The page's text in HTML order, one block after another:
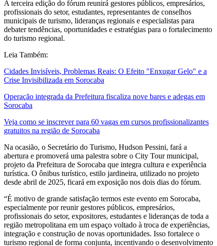
A terceira edição do fórum reunirá gestores públicos, empresários,
profissionais do setor, estudantes, representantes de conselhos
municipais de turismo, lideranças regionais e especialistas para
debater tendências, oportunidades e estratégias para o fortalecimento
do turismo regional.
Leia Também:
Cidades Invisíveis, Problemas Reais: O Efeito "Enxugar Gelo" e a
Crise Invisibilizada em Sorocaba
Operação integrada da Prefeitura fiscaliza nove bares e adegas em
Sorocaba
Veja como se inscrever para 60 vagas em cursos profissionalizantes
gratuitos na região de Sorocaba
Na ocasião, o Secretário do Turismo, Hudson Pessini, fará a
abertura e promoverá uma palestra sobre o City Tour municipal,
projeto da Prefeitura de Sorocaba que integra cultura e experiência
turística. O ônibus turístico, estilo jardineira, utilizado no projeto
desde abril de 2025, ficará em exposição nos dois dias do fórum.
“É motivo de grande satisfação termos este evento em Sorocaba,
especialmente por reunir gestores públicos, empresários,
profissionais do setor, expositores, estudantes e lideranças de toda a
região metropolitana em um espaço voltado à troca de experiências,
integração e construção de novas oportunidades. Isso fortalece o
turismo regional de forma conjunta, incentivando o desenvolvimento